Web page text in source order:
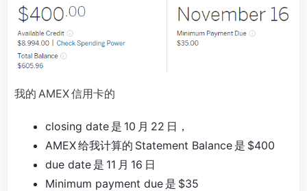
我的 AMEX 信用卡的
closing date 是 10 月 22 日，
AMEX 给我计算的 Statement Balance 是 $400
due date 是 11 月 16 日
Minimum payment due 是 $35